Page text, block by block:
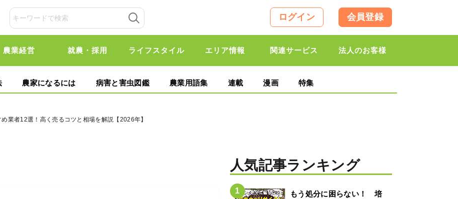
ログイン 会員登録
農業経営 就農・採用 ライフスタイル エリア情報 関連サービス 法人のお客様
農家になるには 病害と害虫図鑑 農業用語集 連載 漫画 特集
業者12選！高く売るコツと相場を解説【2026年】
人気記事ランキング
もう処分に困らない！ 培